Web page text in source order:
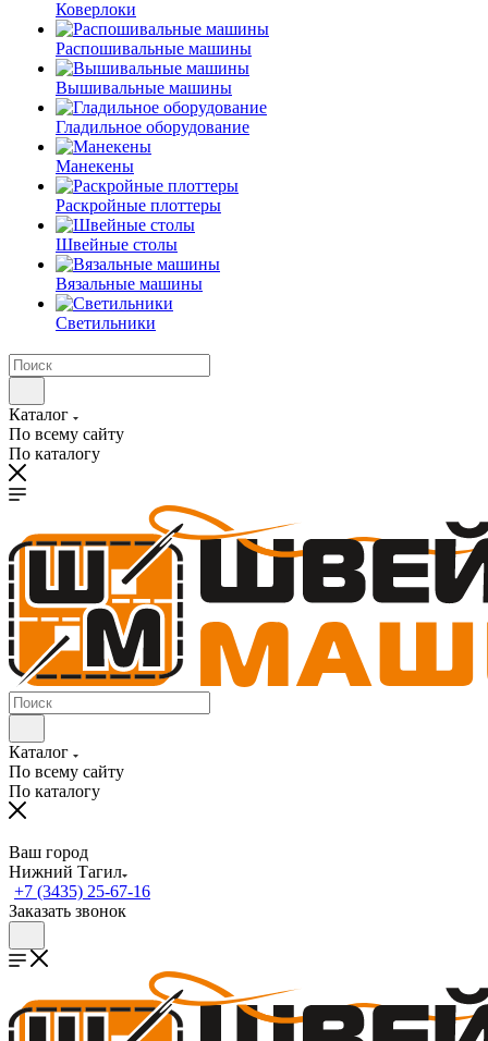
Коверлоки
Распошивальные машины
Вышивальные машины
Гладильное оборудование
Манекены
Раскройные плоттеры
Швейные столы
Вязальные машины
Светильники
Каталог
По всему сайту
По каталогу
Каталог
По всему сайту
По каталогу
Ваш город
Нижний Тагил
+7 (3435) 25-67-16
Заказать звонок